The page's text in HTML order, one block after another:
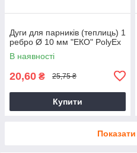
Дуги для парників (теплиць) 1
ребро Ø 10 мм "ЕКО" PolyEx
В наявності
20,60 ₴ 25,75 ₴
Купити